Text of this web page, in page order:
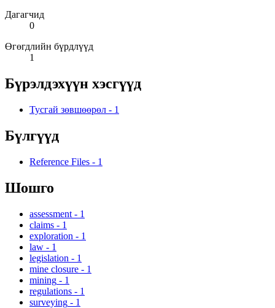
Дагагчид
0
Өгөгдлийн бүрдлүүд
1
Бүрэлдэхүүн хэсгүүд
Тусгай зөвшөөрөл - 1
Бүлгүүд
Reference Files - 1
Шошго
assessment - 1
claims - 1
exploration - 1
law - 1
legislation - 1
mine closure - 1
mining - 1
regulations - 1
surveying - 1